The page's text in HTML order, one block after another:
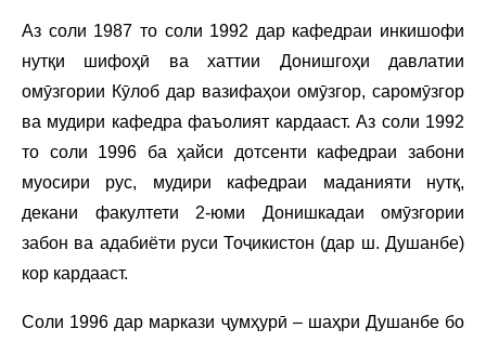
Аз соли 1987 то соли 1992 дар кафедраи инкишофи
нутқи шифоҳӣ ва хаттии Донишгоҳи давлатии
омӯзгории Кӯлоб дар вазифаҳои омӯзгор, саромӯзгор
ва мудири кафедра фаъолият кардааст. Аз соли 1992
то соли 1996 ба ҳайси дотсенти кафедраи забони
муосири рус, мудири кафедраи маданияти нутқ,
декани факултети 2-юми Донишкадаи омӯзгории
забон ва адабиёти руси Тоҷикистон (дар ш. Душанбе)
кор кардааст.
Соли 1996 дар маркази ҷумҳурӣ – шаҳри Душанбе бо